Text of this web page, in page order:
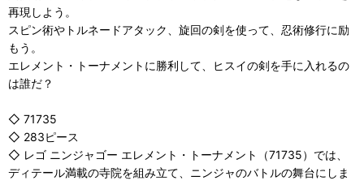
再現しよう。
スピン術やトルネードアタック、旋回の剣を使って、忍術修行に励
もう。
エレメント・トーナメントに勝利して、ヒスイの剣を手に入れるの
は誰だ？
◇ 71735
◇ 283ピース
◇ レゴ ニンジャゴー エレメント・トーナメント（71735）では、
ディテール満載の寺院を組み立て、ニンジャのバトルの舞台にしま